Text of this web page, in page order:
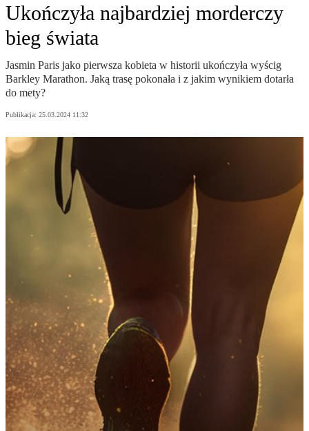
Ukończyła najbardziej morderczy
bieg świata
Jasmin Paris jako pierwsza kobieta w historii ukończyła wyścig
Barkley Marathon. Jaką trasę pokonała i z jakim wynikiem dotarła
do mety?
Publikacja: 25.03.2024 11:32